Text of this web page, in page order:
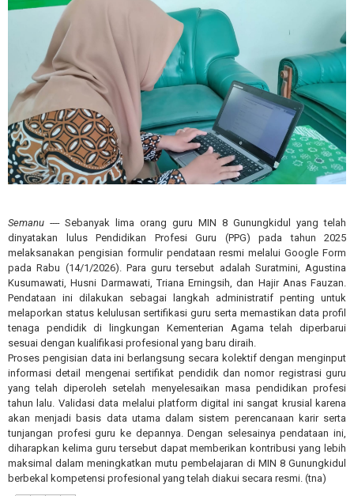
Semanu ----Sebanyak lima orang guru MIN 8 Gunungkidul yang telah
dinyatakan lulus Pendidikan Profesi Guru (PPG) pada tahun 2025
melaksanakan pengisian formulir pendataan resmi melalui Google Form
pada Rabu (14/1/2026). Para guru tersebut adalah Suratmini, Agustina
Kusumawati, Husni Darmawati, Triana Erningsih, dan Hajir Anas Fauzan.
Pendataan ini dilakukan sebagai langkah administratif penting untuk
melaporkan status kelulusan sertifikasi guru serta memastikan data profil
tenaga pendidik di lingkungan Kementerian Agama telah diperbarui
sesuai dengan kualifikasi profesional yang baru diraih.
Proses pengisian data ini berlangsung secara kolektif dengan menginput
informasi detail mengenai sertifikat pendidik dan nomor registrasi guru
yang telah diperoleh setelah menyelesaikan masa pendidikan profesi
tahun lalu. Validasi data melalui platform digital ini sangat krusial karena
akan menjadi basis data utama dalam sistem perencanaan karir serta
tunjangan profesi guru ke depannya. Dengan selesainya pendataan ini,
diharapkan kelima guru tersebut dapat memberikan kontribusi yang lebih
maksimal dalam meningkatkan mutu pembelajaran di MIN 8 Gunungkidul
berbekal kompetensi profesional yang telah diakui secara resmi. (tna)